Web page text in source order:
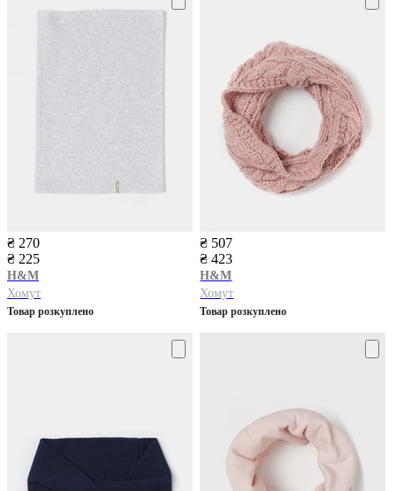
₴ 270
₴ 225
H&M
Хомут
Товар розкуплено
₴ 507
₴ 423
H&M
Хомут
Товар розкуплено